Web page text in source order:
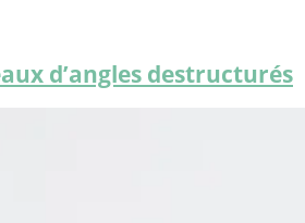
d’angles destructurés